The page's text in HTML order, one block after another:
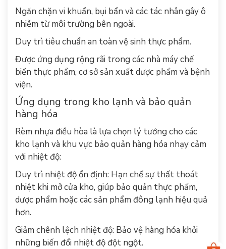
Ngăn chặn vi khuẩn, bụi bẩn và các tác nhân gây ô
nhiễm từ môi trường bên ngoài.
Duy trì tiêu chuẩn an toàn vệ sinh thực phẩm.
Được ứng dụng rộng rãi trong các nhà máy chế
biến thực phẩm, cơ sở sản xuất dược phẩm và bệnh
viện.
Ứng dụng trong kho lạnh và bảo quản
hàng hóa
Rèm nhựa điều hòa là lựa chọn lý tưởng cho các
kho lạnh và khu vực bảo quản hàng hóa nhạy cảm
với nhiệt độ:
Duy trì nhiệt độ ổn định: Hạn chế sự thất thoát
nhiệt khi mở cửa kho, giúp bảo quản thực phẩm,
dược phẩm hoặc các sản phẩm đông lạnh hiệu quả
hơn.
Giảm chênh lệch nhiệt độ: Bảo vệ hàng hóa khỏi
những biến đổi nhiệt độ đột ngột.